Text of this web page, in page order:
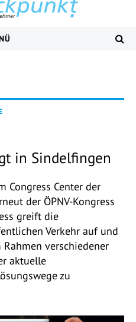
in Sindelfingen
Congress Center der
der ÖPNV-Kongress
greift die
Verkehr auf und
verschiedener
aktuelle
zu